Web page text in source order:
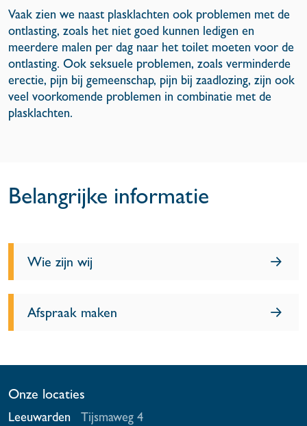
Vaak zien we naast plasklachten ook problemen met de
ontlasting, zoals het niet goed kunnen ledigen en
meerdere malen per dag naar het toilet moeten voor de
ontlasting. Ook seksuele problemen, zoals verminderde
erectie, pijn bij gemeenschap, pijn bij zaadlozing, zijn ook
veel voorkomende problemen in combinatie met de
plasklachten.
Belangrijke informatie
Wie zijn wij
Afspraak maken
Onze locaties
Leeuwarden
Tijsmaweg 4